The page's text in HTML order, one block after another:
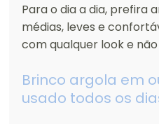
Para o dia a dia, prefira
médias, leves e
com qualquer look e
Brinco argola em
usado todos os